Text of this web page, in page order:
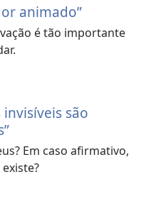
animado”
é tão importante
invisíveis são
Em caso afirmativo,